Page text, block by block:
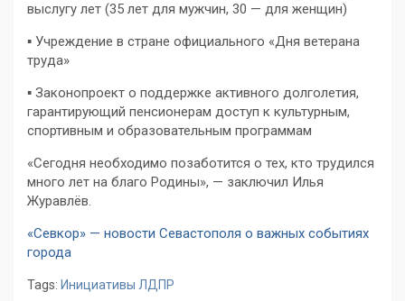
выслугу лет (35 лет для мужчин, 30 — для женщин)
▪️ Учреждение в стране официального «Дня ветерана
труда»
▪️ Законопроект о поддержке активного долголетия,
гарантирующий пенсионерам доступ к культурным,
спортивным и образовательным программам
«Сегодня необходимо позаботится о тех, кто трудился
много лет на благо Родины», — заключил Илья
Журавлёв.
«Севкор» — новости Севастополя о важных событиях
города
Tags: Инициативы ЛДПР